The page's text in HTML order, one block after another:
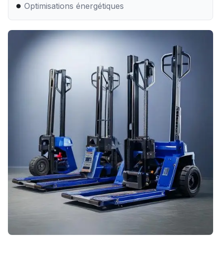
Optimisations énergétiques